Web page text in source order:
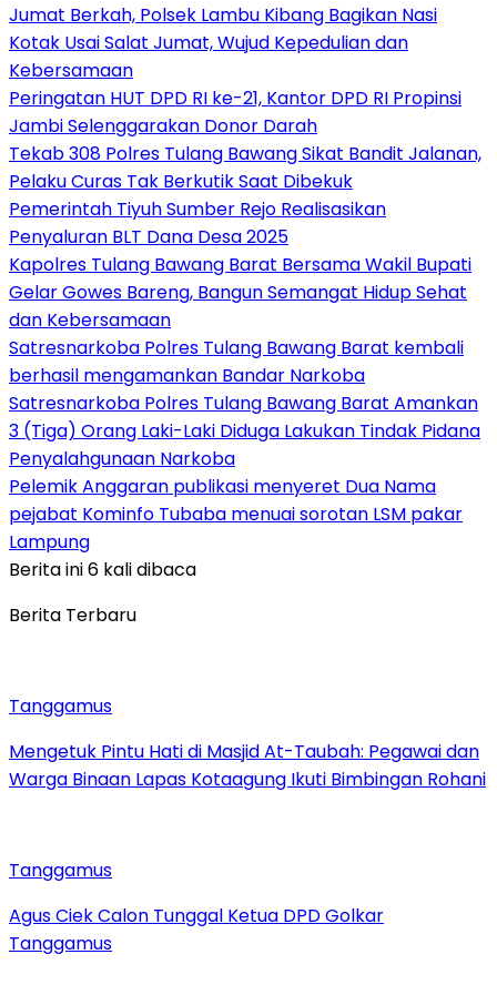
Jumat Berkah, Polsek Lambu Kibang Bagikan Nasi
Kotak Usai Salat Jumat, Wujud Kepedulian dan
Kebersamaan
Peringatan HUT DPD RI ke-21, Kantor DPD RI Propinsi
Jambi Selenggarakan Donor Darah
Tekab 308 Polres Tulang Bawang Sikat Bandit Jalanan,
Pelaku Curas Tak Berkutik Saat Dibekuk
Pemerintah Tiyuh Sumber Rejo Realisasikan
Penyaluran BLT Dana Desa 2025
Kapolres Tulang Bawang Barat Bersama Wakil Bupati
Gelar Gowes Bareng, Bangun Semangat Hidup Sehat
dan Kebersamaan
Satresnarkoba Polres Tulang Bawang Barat kembali
berhasil mengamankan Bandar Narkoba
Satresnarkoba Polres Tulang Bawang Barat Amankan
3 (Tiga) Orang Laki-Laki Diduga Lakukan Tindak Pidana
Penyalahgunaan Narkoba
Pelemik Anggaran publikasi menyeret Dua Nama
pejabat Kominfo Tubaba menuai sorotan LSM pakar
Lampung
Berita ini 6 kali dibaca
Berita Terbaru
Tanggamus
Mengetuk Pintu Hati di Masjid At-Taubah: Pegawai dan
Warga Binaan Lapas Kotaagung Ikuti Bimbingan Rohani
Tanggamus
Agus Ciek Calon Tunggal Ketua DPD Golkar
Tanggamus